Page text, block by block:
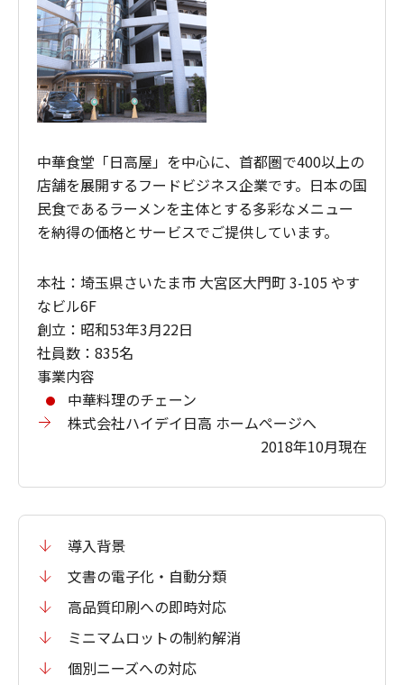
中華食堂「日高屋」を中心に、首都圏で400以上の
店舗を展開するフードビジネス企業です。日本の国
民食であるラーメンを主体とする多彩なメニュー
を納得の価格とサービスでご提供しています。
本社：埼玉県さいたま市 大宮区大門町 3-105 やす
なビル6F
創立：昭和53年3月22日
社員数：835名
事業内容
中華料理のチェーン
株式会社ハイデイ日高 ホームページへ
2018年10月現在
導入背景
文書の電子化・自動分類
高品質印刷への即時対応
ミニマムロットの制約解消
個別ニーズへの対応